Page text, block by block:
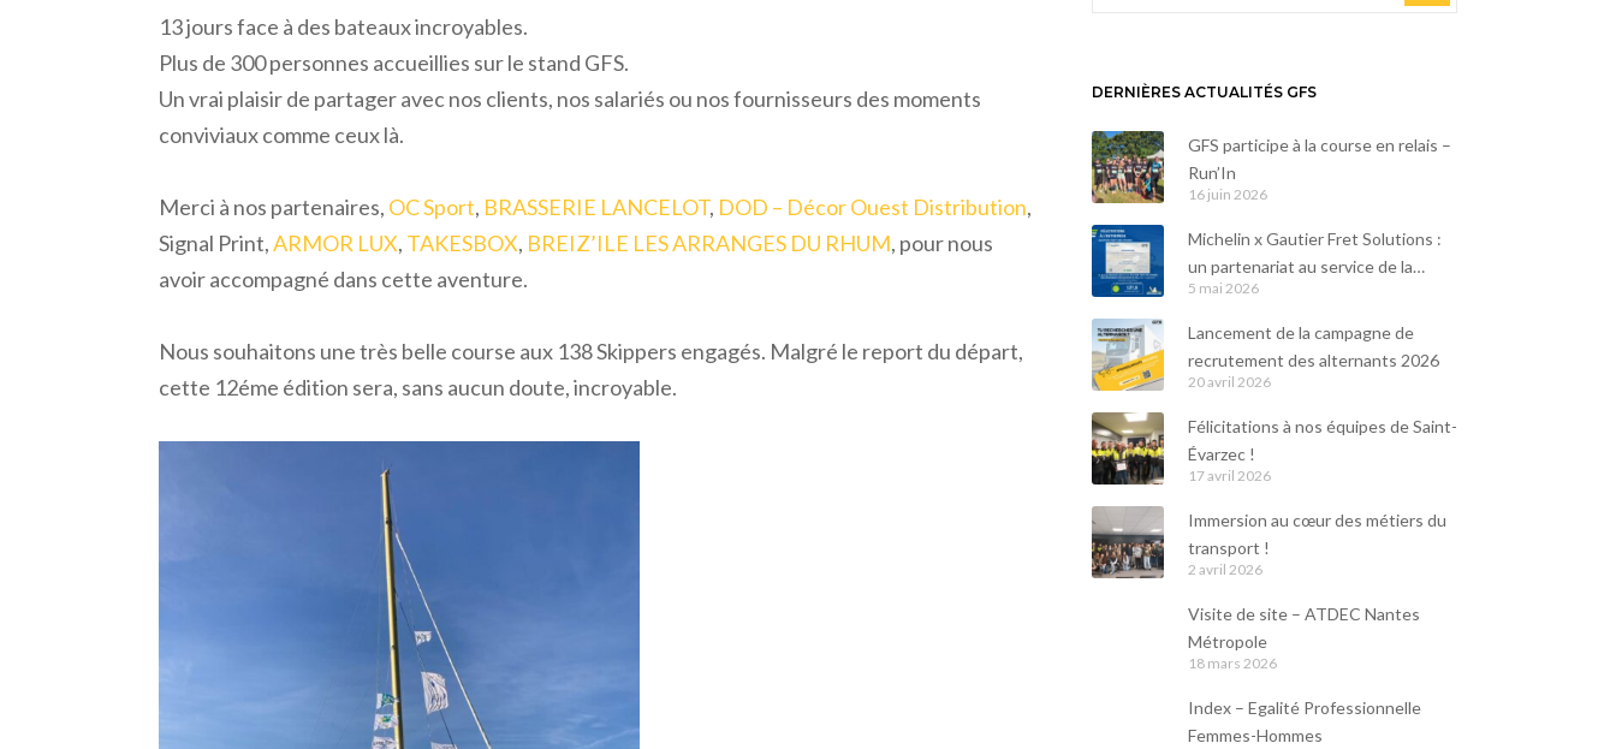
13 jours face à des bateaux incroyables.
Plus de 300 personnes accueillies sur le stand GFS.
Un vrai plaisir de partager avec nos clients, nos salariés ou nos fournisseurs des moments
conviviaux comme ceux là.
Merci à nos partenaires, OC Sport, BRASSERIE LANCELOT, DOD – Décor Ouest Distribution,
Signal Print,ARMOR LUX, TAKESBOX, BREIZ’ILE LES ARRANGES DU RHUM, pour nous
avoir accompagné dans cette aventure.
Nous souhaitons une très belle course aux 138 Skippers engagés. Malgré le report du départ,
cette 12éme édition sera, sans aucun doute, incroyable.
DERNIÈRES ACTUALITÉS GFS
GFS participe à la course en relais –
Run’In
16 juin 2026
Michelin x Gautier Fret Solutions :
un partenariat au service de la
durabilité
5 mai 2026
Lancement de la campagne de
recrutement des alternants 2026
20 avril 2026
Félicitations à nos équipes de Saint-
Évarzec !
17 avril 2026
Immersion au cœur des métiers du
transport !
2 avril 2026
Visite de site – ATDEC Nantes
Métropole
18 mars 2026
Index – Egalité Professionnelle
Femmes-Hommes